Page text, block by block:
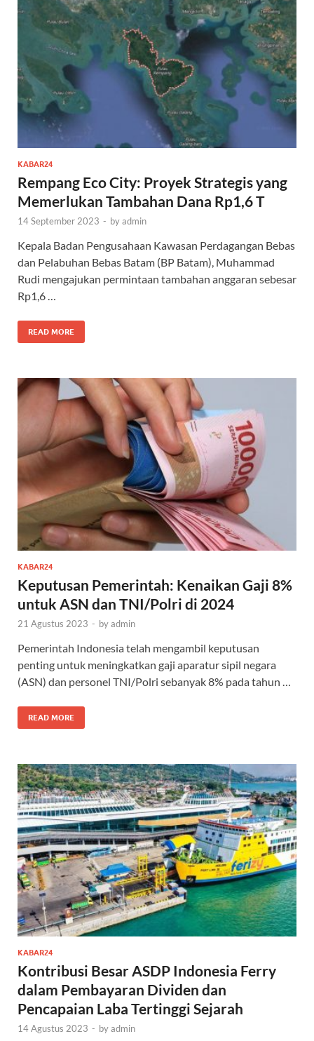
KABAR24
Rempang Eco City: Proyek Strategis yang
Memerlukan Tambahan Dana Rp1,6 T
14 September 2023 - byadmin
Kepala Badan Pengusahaan Kawasan Perdagangan Bebas
dan Pelabuhan Bebas Batam (BP Batam), Muhammad
Rudi mengajukan permintaan tambahan anggaran sebesar
Rp1,6 …
READ MORE
KABAR24
Keputusan Pemerintah: Kenaikan Gaji 8%
untuk ASN dan TNI/Polri di 2024
21 Agustus 2023 - byadmin
Pemerintah Indonesia telah mengambil keputusan
penting untuk meningkatkan gaji aparatur sipil negara
(ASN) dan personel TNI/Polri sebanyak 8% pada tahun …
READ MORE
KABAR24
Kontribusi Besar ASDP Indonesia Ferry
dalam Pembayaran Dividen dan
Pencapaian Laba Tertinggi Sejarah
14 Agustus 2023 - byadmin